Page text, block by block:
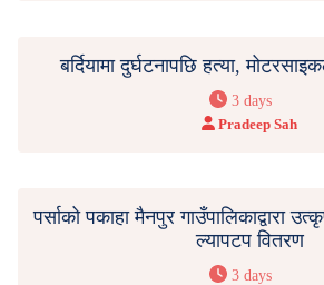
बर्दियामा दुर्घटनापछि हत्या,
3 days
Pradeep Sah
पर्साको पकाहा मैनपुर गाउँपालिकाद्वारा
ल्यापटप वितरण
3 days